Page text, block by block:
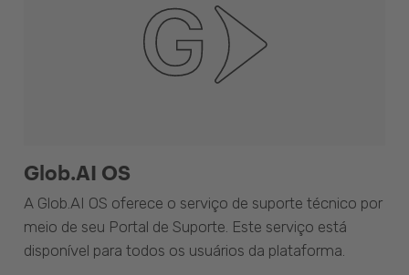
Glob.AI OS
A Glob.AI OS oferece o serviço de suporte técnico por
meio de seu Portal de Suporte. Este serviço está
disponível para todos os usuários da plataforma.